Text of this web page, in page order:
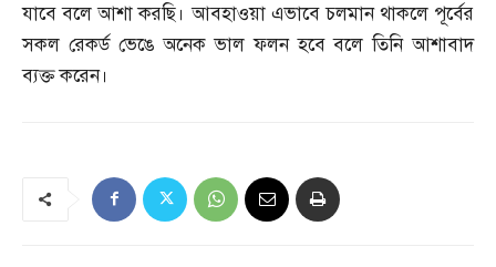
যাবে বলে আশা করছি। আবহাওয়া এভাবে চলমান থাকলে পূর্বের
সকল রেকর্ড ভেঙে অনেক ভাল ফলন হবে বলে তিনি আশাবাদ
ব্যক্ত করেন।